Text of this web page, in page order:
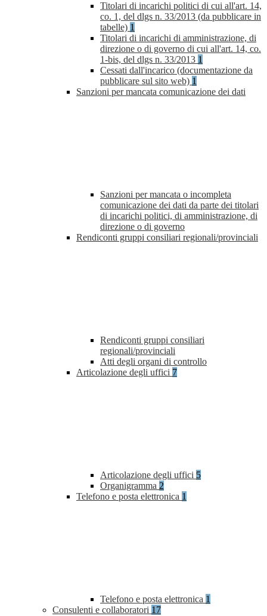
Titolari di incarichi politici di cui all'art. 14,
co. 1, del dlgs n. 33/2013 (da pubblicare in
tabelle) 1
Titolari di incarichi di amministrazione, di
direzione o di governo di cui all'art. 14, co.
1-bis, del dlgs n. 33/2013 1
Cessati dall'incarico (documentazione da
pubblicare sul sito web) 1
Sanzioni per mancata comunicazione dei dati
Sanzioni per mancata o incompleta
comunicazione dei dati da parte dei titolari
di incarichi politici, di amministrazione, di
direzione o di governo
Rendiconti gruppi consiliari regionali/provinciali
Rendiconti gruppi consiliari
regionali/provinciali
Atti degli organi di controllo
Articolazione degli uffici 7
Articolazione degli uffici 5
Organigramma 2
Telefono e posta elettronica 1
Telefono e posta elettronica 1
Consulenti e collaboratori 17